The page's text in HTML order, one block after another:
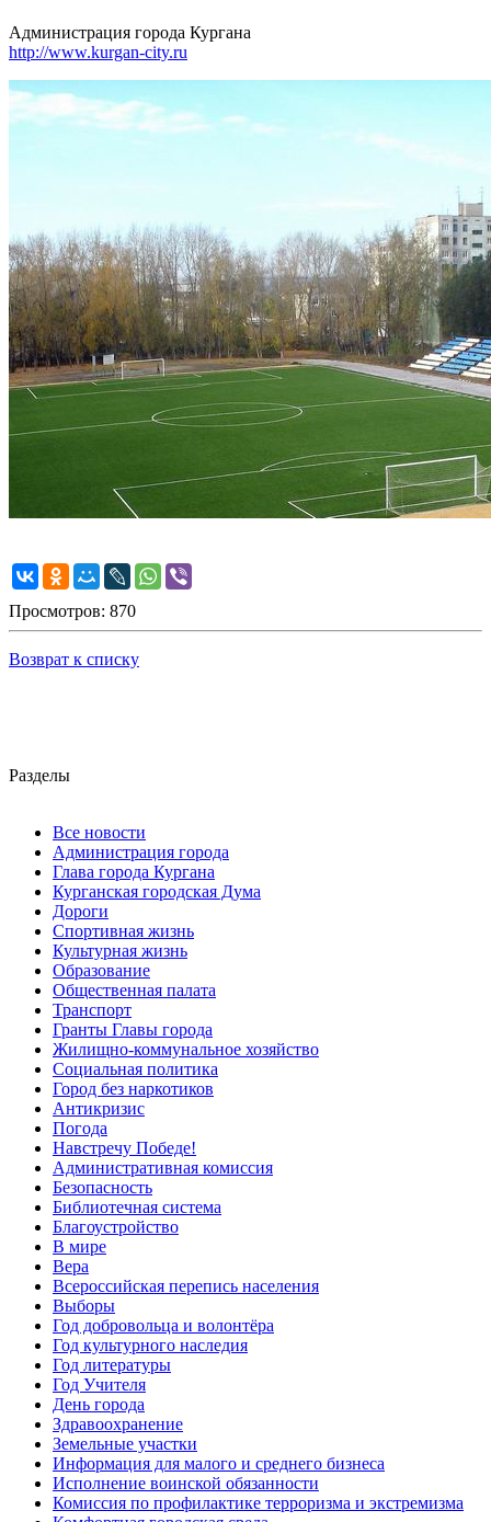
Администрация города Кургана
http://www.kurgan-city.ru
Просмотров: 870
Возврат к списку
Разделы
Все новости
Администрация города
Глава города Кургана
Курганская городская Дума
Дороги
Спортивная жизнь
Культурная жизнь
Образование
Общественная палата
Транспорт
Гранты Главы города
Жилищно-коммунальное хозяйство
Социальная политика
Город без наркотиков
Антикризис
Погода
Навстречу Победе!
Административная комиссия
Безопасность
Библиотечная система
Благоустройство
В мире
Вера
Всероссийская перепись населения
Выборы
Год добровольца и волонтёра
Год культурного наследия
Год литературы
Год Учителя
День города
Здравоохранение
Земельные участки
Информация для малого и среднего бизнеса
Исполнение воинской обязанности
Комиссия по профилактике терроризма и экстремизма